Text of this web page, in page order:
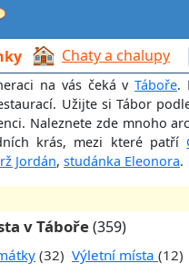
Chaty a chalupy
na vás čeká v Táboře.
Užijte si Tábor
Naleznete zde mnoho
krás, mezi které patří
Jordán, studánka Eleonora.
v Táboře(359)
(32) Výletní místa (12)